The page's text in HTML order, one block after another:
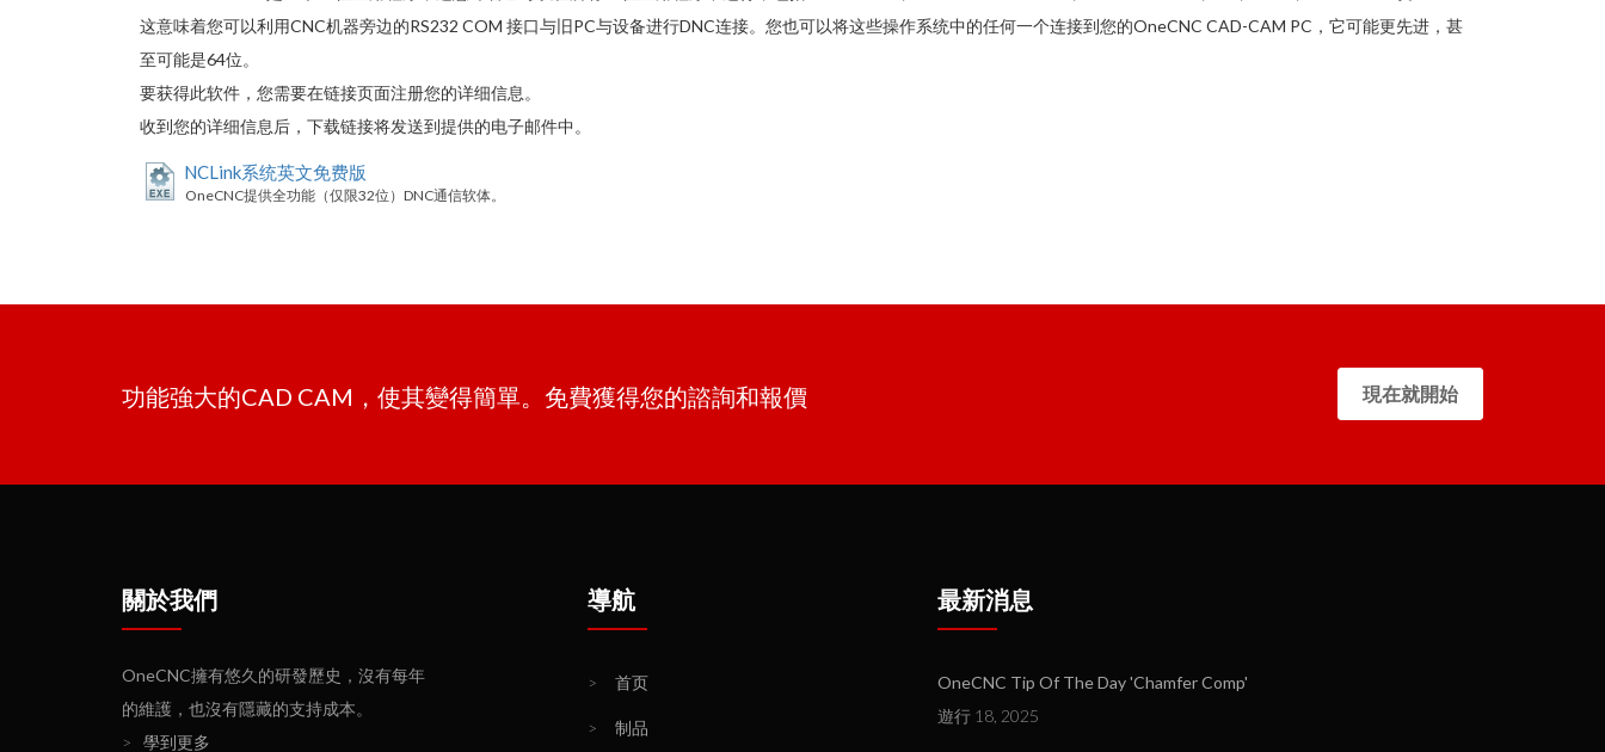
这意味着您可以利用CNC机器旁边的RS232 COM 接口与旧PC与设备进行DNC连接。您也可以将这些操作系统中的任何一个连接到您的OneCNC CAD-CAM PC，它可能更先进，甚
至可能是64位。
要获得此软件，您需要在链接页面注册您的详细信息。
收到您的详细信息后，下载链接将发送到提供的电子邮件中。
NCLink系统英文免费版
OneCNC提供全功能（仅限32位）DNC通信软体。
功能強大的CAD CAM，使其變得簡單。免費獲得您的諮詢和報價 現在就開始
關於我們
OneCNC擁有悠久的研發歷史，沒有每年
的維護，也沒有隱藏的支持成本。
>
學到更多
導航
> 首页
> 制品
最新消息
OneCNC Tip Of The Day 'Chamfer Comp'
遊行 18, 2025